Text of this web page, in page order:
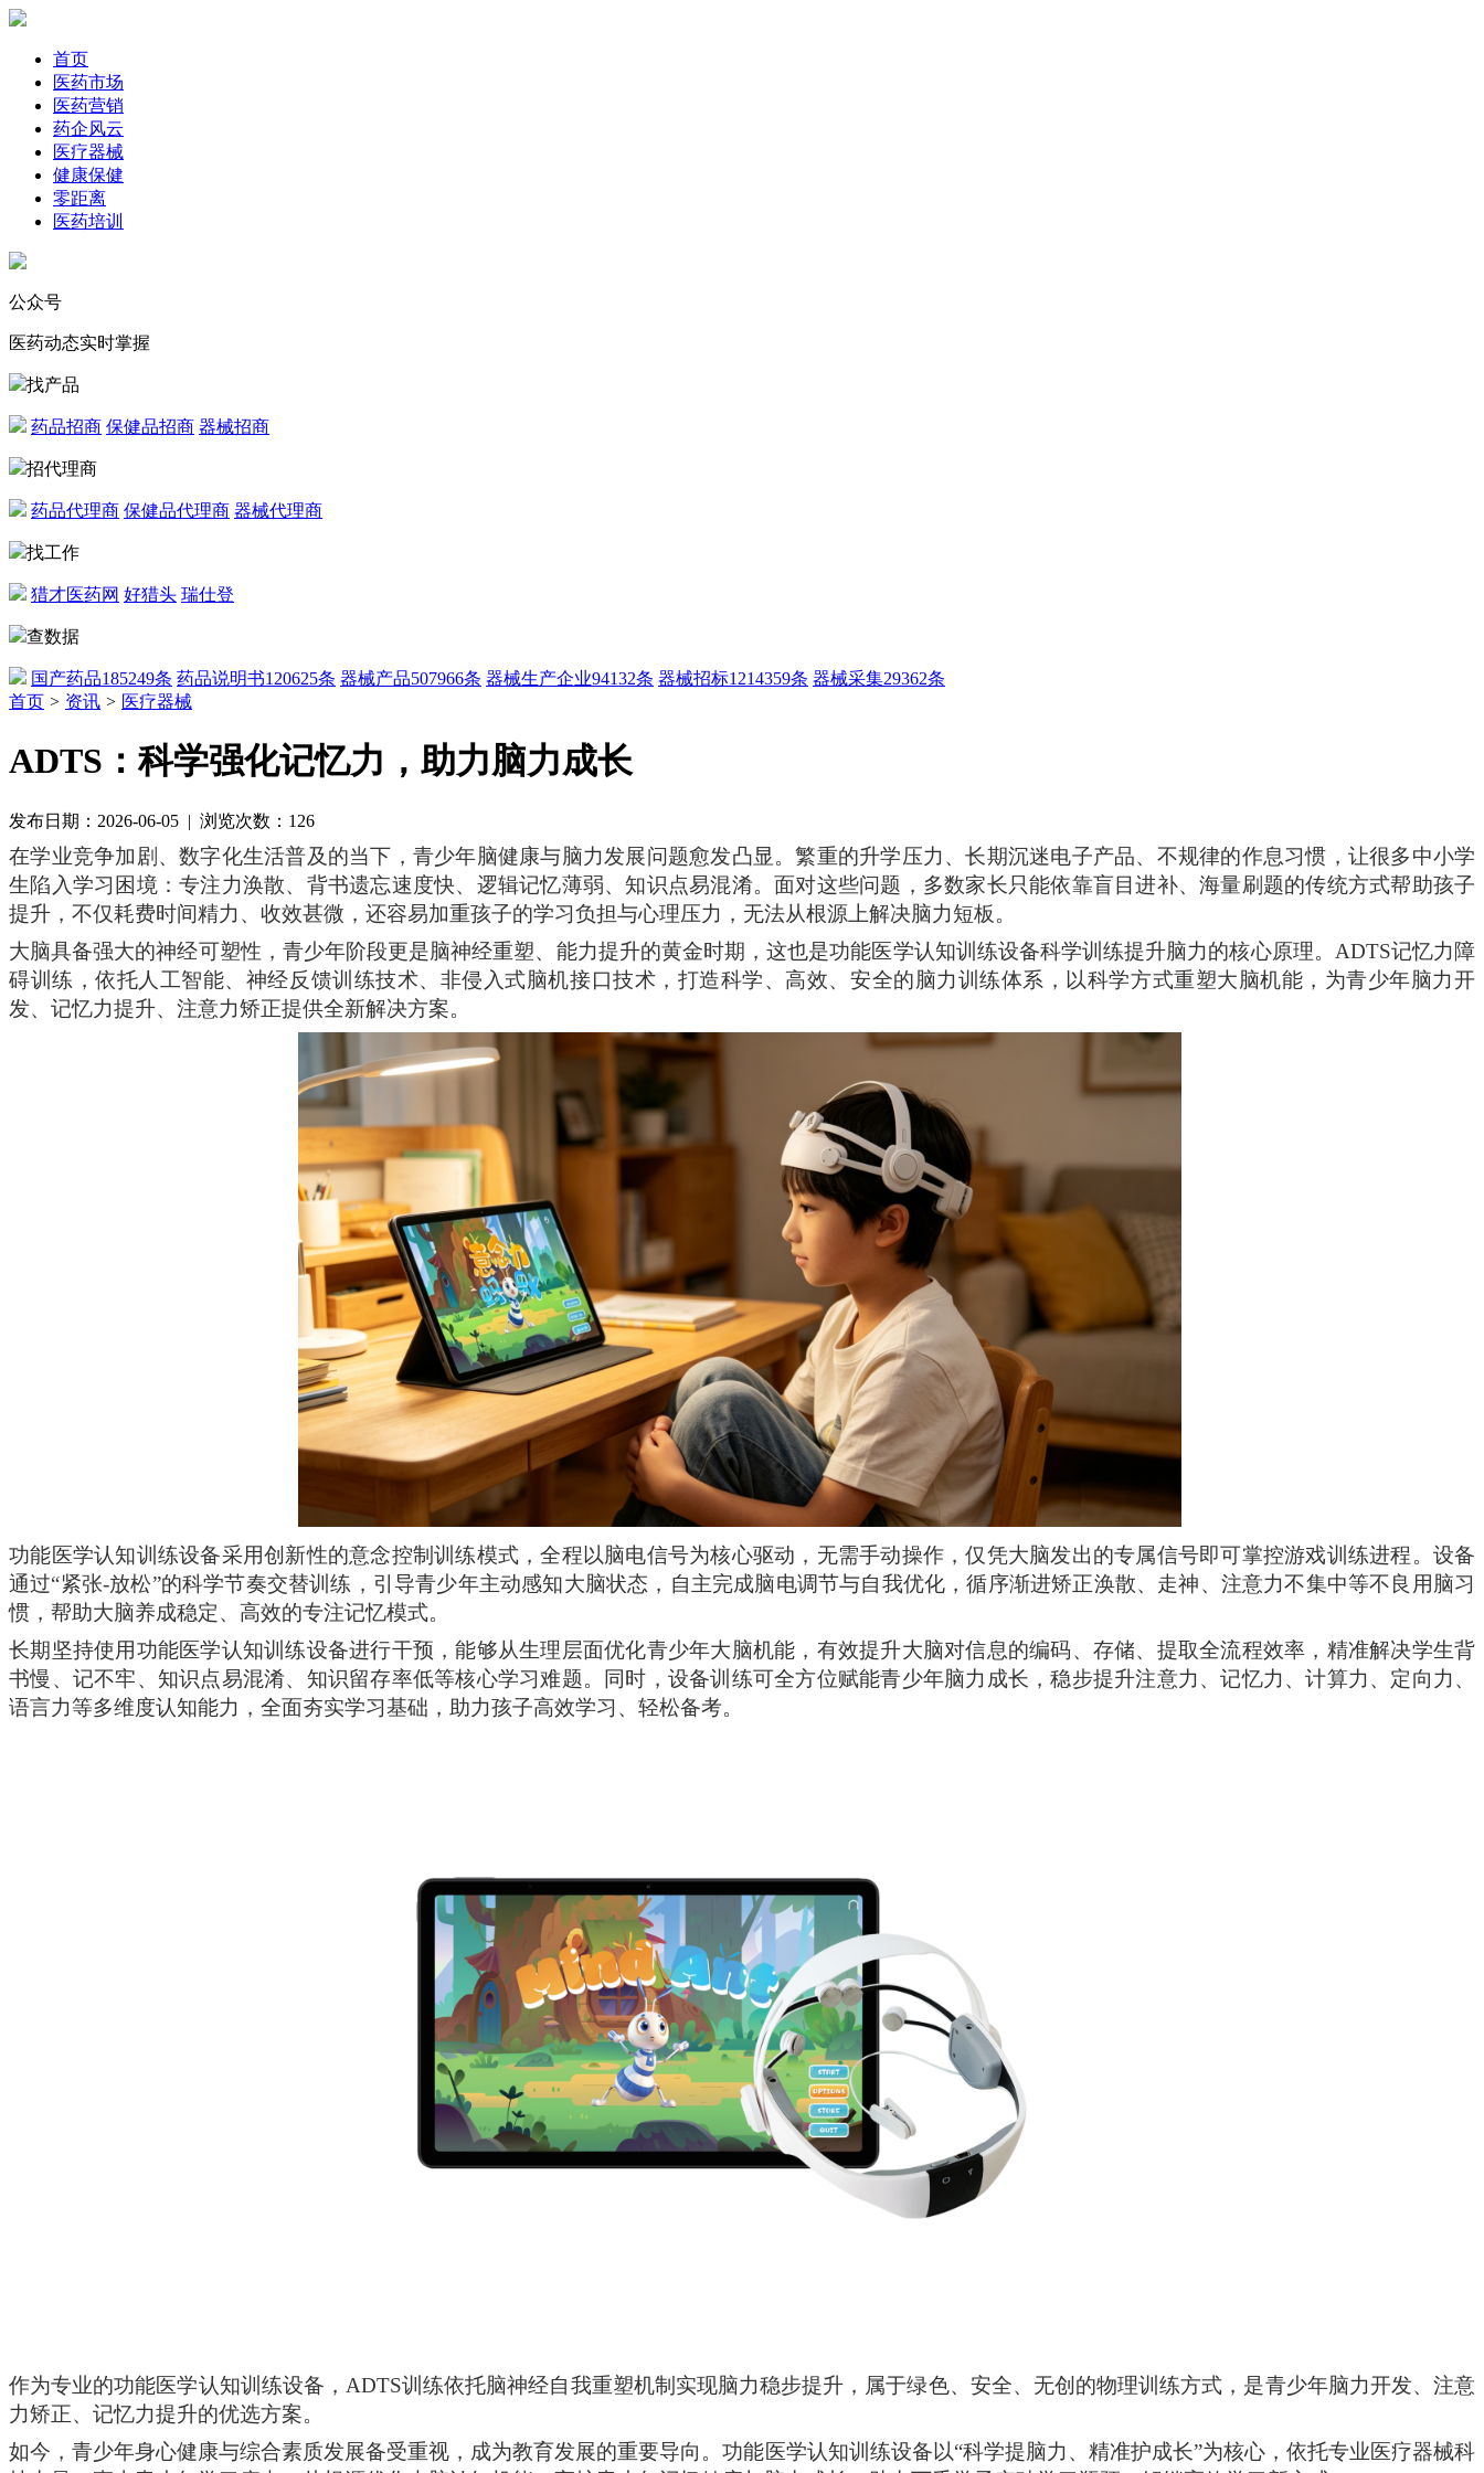
首页
医药市场
医药营销
药企风云
医疗器械
健康保健
零距离
医药培训
公众号
医药动态实时掌握
找产品
药品招商 保健品招商 器械招商
招代理商
药品代理商 保健品代理商 器械代理商
找工作
猎才医药网 好猎头 瑞仕登
查数据
国产药品185249条 药品说明书120625条 器械产品507966条 器械生产企业94132条 器械招标1214359条 器械采集29362条
首页 > 资讯 > 医疗器械
ADTS：科学强化记忆力，助力脑力成长
发布日期：2026-06-05 | 浏览次数：126
在学业竞争加剧、数字化生活普及的当下，青少年脑健康与脑力发展问题愈发凸显。繁重的升学压力、长期沉迷电子产品、不规律的作息习惯，让很多中小学
生陷入学习困境：专注力涣散、背书遗忘速度快、逻辑记忆薄弱、知识点易混淆。面对这些问题，多数家长只能依靠盲目进补、海量刷题的传统方式帮助孩子
提升，不仅耗费时间精力、收效甚微，还容易加重孩子的学习负担与心理压力，无法从根源上解决脑力短板。
大脑具备强大的神经可塑性，青少年阶段更是脑神经重塑、能力提升的黄金时期，这也是功能医学认知训练设备科学训练提升脑力的核心原理。 ADTS记忆力障
碍训练，依托人工智能、 神经反馈训练技术、 非侵入式脑机接口技术，打造科学、高效、安全的脑力训练体系，以科学方式重塑大脑机能，为青少年脑力开
发、记忆力提升、注意力矫正提供全新解决方案。
功能医学认知训练设备采用创新性的意念控制训练模式，全程以脑电信号为核心驱动，无需手动操作，仅凭大脑发出的专属信号即可掌控游戏训练进程。设备
通过“紧张-放松”的科学节奏交替训练，引导青少年主动感知大脑状态，自主完成脑电调节与自我优化，循序渐进矫正涣散、走神、注意力不集中等不良用脑习
惯，帮助大脑养成稳定、高效的专注记忆模式。
长期坚持使用功能医学认知训练设备进行干预 ，能够从生理层面优化青少年大脑机能，有效提升大脑对信息的编码、存储、提取全流程效率，精准解决学生背
书慢、记不牢、知识点易混淆、知识留存率低等核心学习难题。同时，设备训练可全方位赋能青少年脑力成长，稳步提升注意力、记忆力、计算力、定向力、
语言力等多维度认知能力，全面夯实学习基础，助力孩子高效学习、轻松备考。
作为专业的功能医学认知训练设备， ADTS训练依托脑神经自我重塑机制实现脑力稳步提升，属于绿色、 安全、 无创的物理训练方式，是青少年脑力开发、注意
力矫正、记忆力提升的优选方案。
如今，青少年身心健康与综合素质发展备受重视，成为教育发展的重要导向。功能医学认知训练设备以“科学提脑力、精准护成长”为核心，依托专业医疗器械科